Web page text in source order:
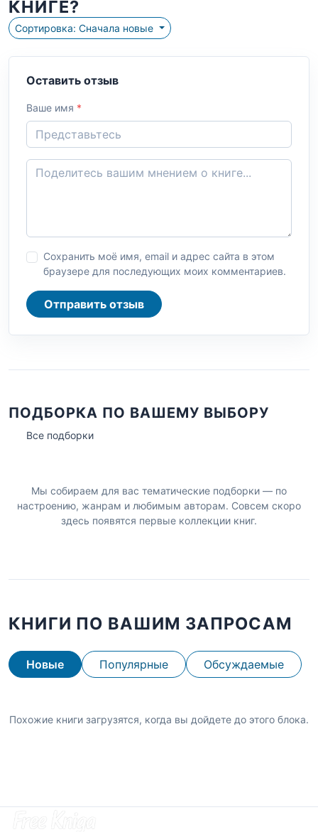
КНИГЕ?
Сортировка: Сначала новые
Оставить отзыв
Ваше имя *
Сохранить моё имя, email и адрес сайта в этом
браузере для последующих моих комментариев.
Отправить отзыв
ПОДБОРКА ПО ВАШЕМУ ВЫБОРУ
Все подборки
Мы собираем для вас тематические подборки — по
настроению, жанрам и любимым авторам. Совсем скоро
здесь появятся первые коллекции книг.
КНИГИ ПО ВАШИМ ЗАПРОСАМ
Новые Популярные Обсуждаемые
Похожие книги загрузятся, когда вы дойдете до этого блока.